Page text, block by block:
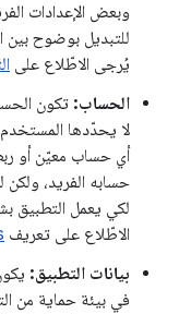
وبعض الإعدادات
للتبديل بوضوح بين
يُرجى الاطّلاع على
الحساب: تكون
لا يحدّدها
أي حساب معيّن أو
حسابه الفريد،
لكي يعمل التطبيق
الاطّلاع على تعريف
بيانات التطبيق:
في بيئة حماية من